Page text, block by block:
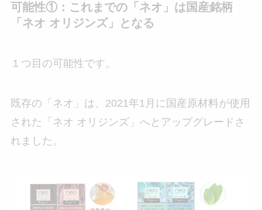
可能性①：これまでの「ネオ」は国産銘柄
「ネオ オリジンズ」となる
１つ目の可能性です。
既存の「ネオ」は、2021年1月に国産原材料が使用
された「ネオ オリジンズ」へとアップグレードさ
れました。